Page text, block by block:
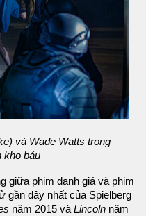
và Wade Watts trong
kho báu
giữa phim danh giá và phim
gần đây nhất của Spielberg
năm 2015 vàLincoln năm